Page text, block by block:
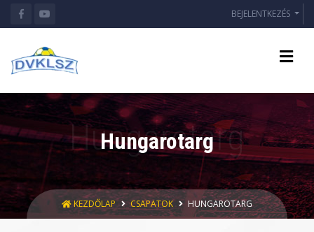
BEJELENTKEZÉS
Hungarotarg
KEZDŐLAP CSAPATOK HUNGAROTARG